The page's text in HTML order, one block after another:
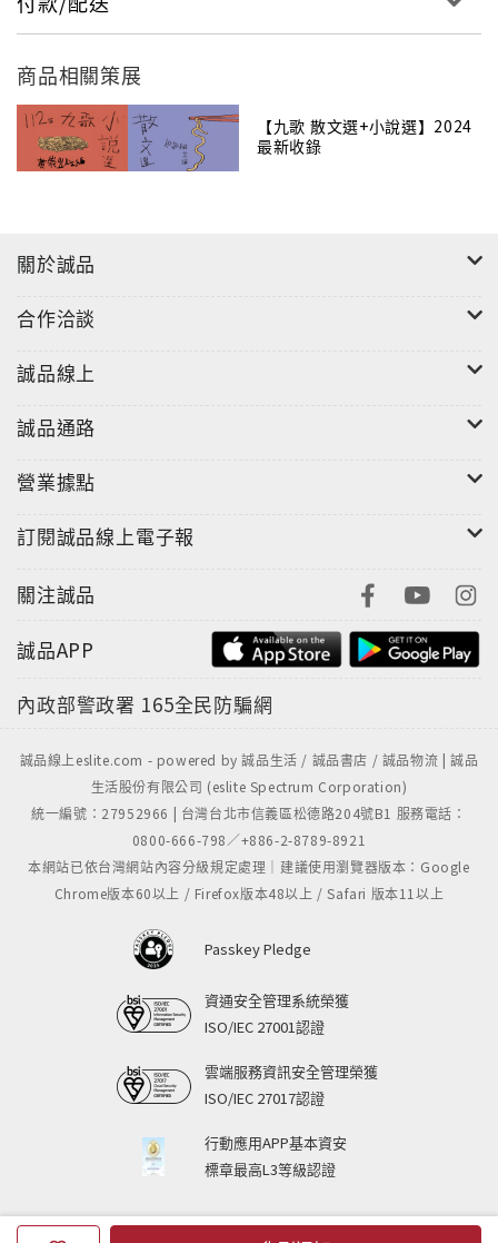
軍、鄧小樺的文學啟蒙與歷史回顧，房慧真、阿潑瞭望
猶太屠殺、紅色高棉的人性黑洞，林俊頴、黃麗群、凌
性傑描述日常、傷逝的生活述說，楊隸亞、陳思宏、李
維菁鋪敘身體異想與性別麻煩，林媽肴、王盛弘的城鄉
眺望與海角遊蹤，高翊峰、張亦絢對威士忌、推理鞭辟
入裡的專業評述，雖以一年作為選文的時間跨度，卻呈
入大開眼界的文學想像與實踐。她從雜蕪繁盛的文學園
的名家簡媜、黃錦樹等人的作品，備受矚目的後起之秀
入多篇原住民散文作家利格拉樂．阿烏（女烏）、伊替
趨勢。房慧真是年度散文獎得主，其記者身分催化寫作
轉變，使得她在同世代散文作家中獨樹一幟，獲獎的
〈草莓與灰燼：加害者的日常〉一文，聚焦於「潔淨」
與「骯髒」的表與裡，種族滅絕行動是人類史上最黑暗
保持著潔淨雙手，誓言給予妻子與兒女最溫暖安全、遠
離所有骯髒的完美生活。文末描繪潔淨階層享有的紅草
莓上，敷衍了一層灰燼，必須加倍清洗，而灰燼來自集
中營焚燒屍體的焚化爐……相隔數十年外異地的我們也
同感膽寒。書末附錄年度散文紀事，為一整年的文學史
商品相關策展
【九歌 散文選+小說選】2024
最新收錄
關於誠品
合作洽談
誠品線上
誠品通路
營業據點
訂閱誠品線上電子報
關注誠品
誠品APP
內政部警政署 165全民防騙網
誠品線上eslite.com - powered by 誠品生活 / 誠品書店 / 誠品物流 | 誠品
生活股份有限公司 (eslite Spectrum Corporation)
統一編號：27952966 | 台灣台北市信義區松德路204號B1 服務電話：
0800-666-798／+886-2-8789-8921
本網站已依台灣網站內容分級規定處理｜建議使用瀏覽器版本：Google
Chrome版本60以上 / Firefox版本48以上 / Safari 版本11以上
Passkey Pledge
資通安全管理系統榮獲
ISO/IEC 27001認證
雲端服務資訊安全管理榮獲
ISO/IEC 27017認證
行動應用APP基本資安
標章最高L3等級認證